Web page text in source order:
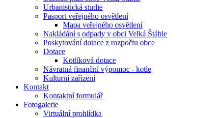
Urbanistická studie
Pasport veřejného osvětlení
Mapa veřejného osvětlení
Nakládání s odpady v obci Velká Štáhle
Poskytování dotace z rozpočtu obce
Dotace
Kotlíková dotace
Návratná finanční výpomoc - kotle
Kulturní zařízení
Kontakt
Kontaktní formulář
Fotogalerie
Virtuální prohlídka